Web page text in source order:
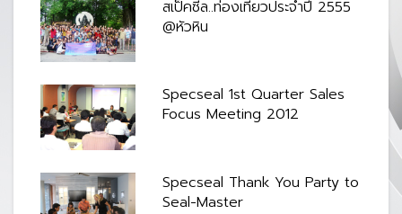
สเป็คซีล..ท่องเที่ยวประจำปี 2555
@หัวหิน
Specseal 1st Quarter Sales
Focus Meeting 2012
Specseal Thank You Party to
Seal-Master